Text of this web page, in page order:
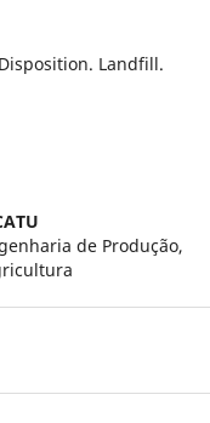
Landfill.
de Produção,